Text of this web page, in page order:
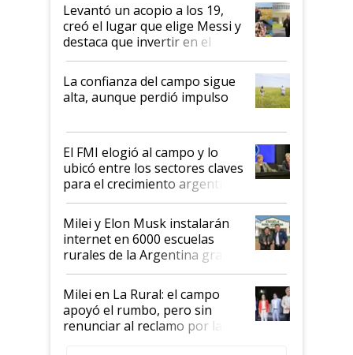
Levantó un acopio a los 19,
creó el lugar que elige Messi y
destaca que invertir en el
kirchnerismo era como "darle
plata a un hijo para droga":
Juan Félix Rossetti, el libertario
que de una dura crisis salió
de Milei
La confianza del campo sigue
alta, aunque perdió impulso
El FMI elogió al campo y lo
ubicó entre los sectores claves
para el crecimiento argentino
Milei y Elon Musk instalarán
internet en 6000 escuelas
rurales de la Argentina gracias
a un acuerdo con Starlink
Milei en La Rural: el campo
apoyó el rumbo, pero sin
renunciar al reclamo por las